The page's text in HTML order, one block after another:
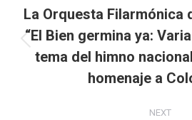
navigation
post:
La Orquesta Filarmónica
“El Bien germina ya:
tema del himno
homenaje a
NEXT